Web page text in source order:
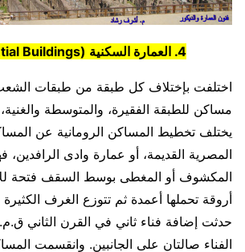
4. العمارة السكنية (Residential Buildings)
اختلفت بإختلاف كل طبقة من طبقات
مساكن للطبقة الفقيرة، والمتوسطة
يختلف تخطيط المساكن الرومانية عن
المصرية القديمة، أو عمارة وادى الرافدين،
المكشوف أو المغطى بوسط السقف فتحة
أروقة تحملها أعمدة ثم تتوزع الغرف الكثيرة
حدثت إضافة فناء ثاني في القرن الثاني
الفناء صالتان على الجانبين. وانقسمت